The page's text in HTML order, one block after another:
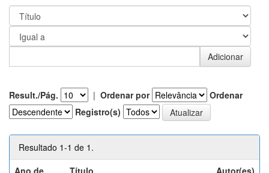
Result./Pág. | Ordenar por
Ordenar
Registro(s)
Resultado 1-1 de 1.
Ano de
Título Autor(es)